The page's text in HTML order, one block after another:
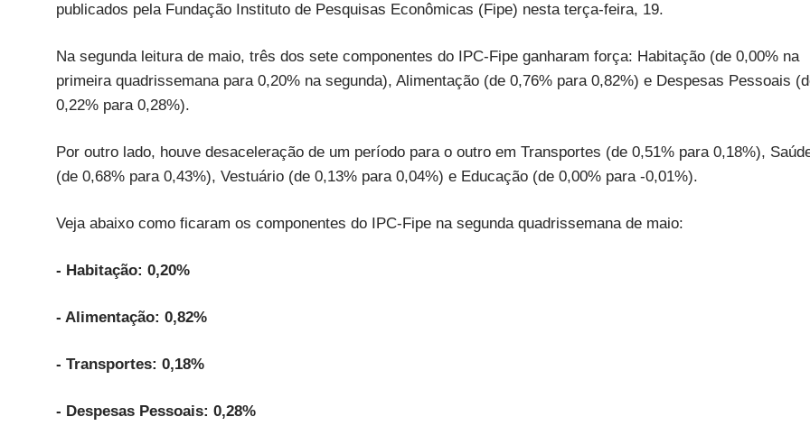
publicados pela Fundação Instituto de Pesquisas Econômicas (Fipe) nesta terça-feira, 19.
Na segunda leitura de maio, três dos sete componentes do IPC-Fipe ganharam força: Habitação (de 0,00% na
primeira quadrissemana para 0,20% na segunda), Alimentação (de 0,76% para 0,82%) e Despesas Pessoais
0,22% para 0,28%).
Por outro lado, houve desaceleração de um período para o outro em Transportes (de 0,51% para 0,18%),
(de 0,68% para 0,43%), Vestuário (de 0,13% para 0,04%) e Educação (de 0,00% para -0,01%).
Veja abaixo como ficaram os componentes do IPC-Fipe na segunda quadrissemana de maio:
- Habitação: 0,20%
- Alimentação: 0,82%
- Transportes: 0,18%
- Despesas Pessoais: 0,28%